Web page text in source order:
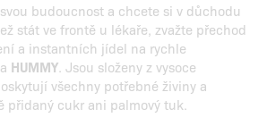
budoucnost a chcete si v důchodu
stát ve frontě u lékaře, zvažte přechod
a instantních jídel na rychle
HUMMY. Jsou složeny z vysoce
všechny potřebné živiny a
přidaný cukr ani palmový tuk.